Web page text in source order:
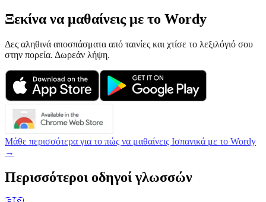
Ξεκίνα να μαθαίνεις με το Wordy
Δες αληθινά αποσπάσματα από ταινίες και χτίσε το λεξιλόγιό σου
στην πορεία. Δωρεάν λήψη.
Μάθε περισσότερα για το πώς να μαθαίνεις Ισπανικά με το Wordy
→
Περισσότεροι οδηγοί γλωσσών